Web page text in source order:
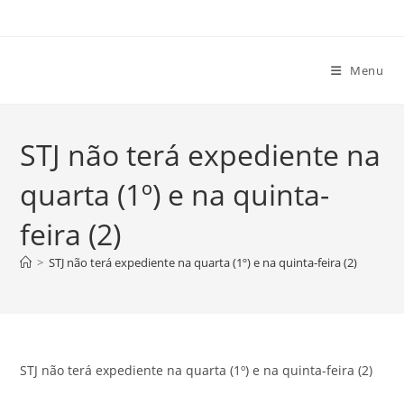
Menu
STJ não terá expediente na
quarta (1º) e na quinta-
feira (2)
> STJ não terá expediente na quarta (1º) e na quinta-feira (2)
STJ não terá expediente na quarta (1º) e na quinta-feira (2)